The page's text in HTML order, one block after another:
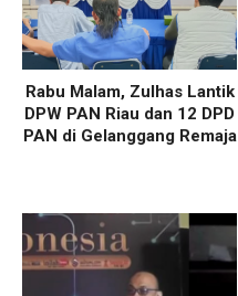
Rabu Malam, Zulhas Lantik
DPW PAN Riau dan 12 DPD
PAN di Gelanggang Remaja